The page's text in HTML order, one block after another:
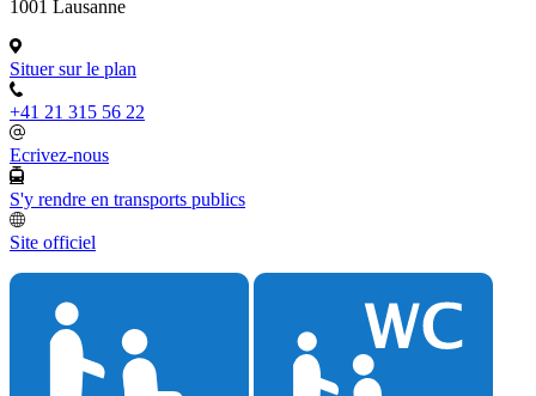
1001 Lausanne
Situer sur le plan
+41 21 315 56 22
Ecrivez-nous
S'y rendre en transports publics
Site officiel